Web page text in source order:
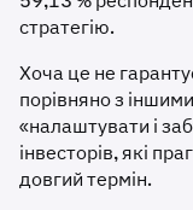
стратегію.
Хоча це не
порівняно з
«налаштувати і
інвесторів, які
довгий термін.